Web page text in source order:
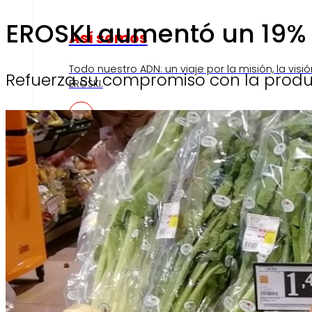
Así somos
Todo nuestro ADN: un viaje por la misión, la
EROSKI.
Compromisos
Compromisos
EROSKI aumentó un
Refuerza su compromiso con la